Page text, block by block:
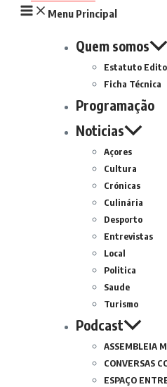
Menu Principal
Quem somos
Estatuto
Ficha Técnica
Programação
Noticias
Açores
Cultura
Crónicas
Culinária
Desporto
Entrevistas
Local
Politica
Saude
Turismo
Podcast
ASSEMBLEIA
CONVERSAS
ESPAÇO